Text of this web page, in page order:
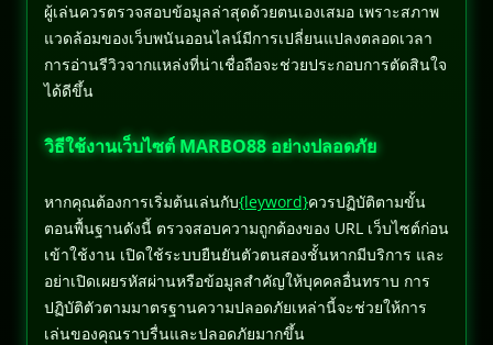
ผู้เล่นควรตรวจสอบข้อมูลล่าสุดด้วยตนเองเสมอ เพราะสภาพ
แวดล้อมของเว็บพนันออนไลน์มีการเปลี่ยนแปลงตลอดเวลา
การอ่านรีวิวจากแหล่งที่น่าเชื่อถือจะช่วยประกอบการตัดสินใจ
ได้ดีขึ้น
วิธีใช้งานเว็บไซต์ MARBO88 อย่างปลอดภัย
หากคุณต้องการเริ่มต้นเล่นกับ{leyword}ควรปฏิบัติตามขั้น
ตอนพื้นฐานดังนี้ ตรวจสอบความถูกต้องของ URL เว็บไซต์ก่อน
เข้าใช้งาน เปิดใช้ระบบยืนยันตัวตนสองชั้นหากมีบริการ และ
อย่าเปิดเผยรหัสผ่านหรือข้อมูลสำคัญให้บุคคลอื่นทราบ การ
ปฏิบัติตัวตามมาตรฐานความปลอดภัยเหล่านี้จะช่วยให้การ
เล่นของคุณราบรื่นและปลอดภัยมากขึ้น